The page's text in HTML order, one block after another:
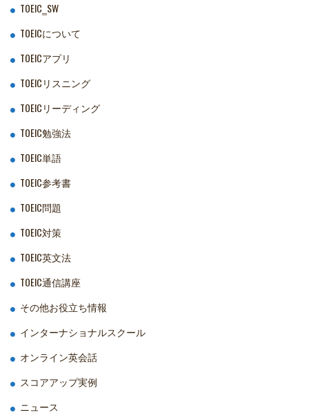
TOEIC‗SW
TOEICについて
TOEICアプリ
TOEICリスニング
TOEICリーディング
TOEIC勉強法
TOEIC単語
TOEIC参考書
TOEIC問題
TOEIC対策
TOEIC英文法
TOEIC通信講座
その他お役立ち情報
インターナショナルスクール
オンライン英会話
スコアアップ実例
ニュース